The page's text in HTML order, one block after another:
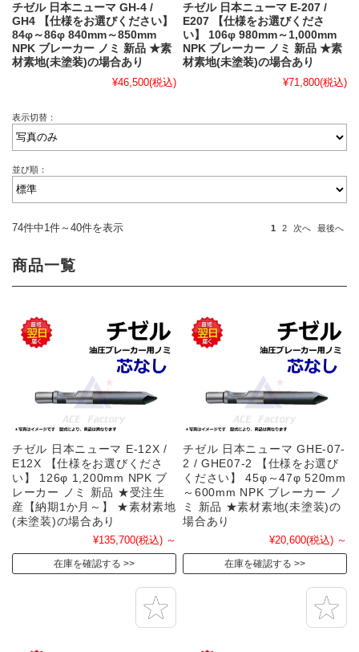
チゼル 日本ニューマ GH-4 /
GH4 【仕様をお選びください】
84φ～86φ 840mm～850mm
NPK ブレーカー ノミ 新品 ★素
材素地(未塗装)の場合あり
¥46,500(税込)
チゼル 日本ニューマ E-207 /
E207 【仕様をお選びくださ
い】 106φ 980mm～1,000mm
NPK ブレーカー ノミ 新品 ★素
材素地(未塗装)の場合あり
¥71,800(税込)
表示切替：
並び順：
74件中1件～40件を表示 1 2 次へ 最後へ
商品一覧
チゼル 日本ニューマ E-12X /
E12X 【仕様をお選びくださ
い】 126φ 1,200mm NPK ブ
レーカー ノミ 新品 ★受注生
産【納期1か月～】 ★素材素地
(未塗装)の場合あり
¥135,700(税込) ～
在庫を確認する
チゼル 日本ニューマ GHE-07-
2 / GHE07-2 【仕様をお選び
ください】 45φ～47φ 520mm
～600mm NPK ブレーカー ノ
ミ 新品 ★素材素地(未塗装)の
場合あり
¥20,600(税込) ～
在庫を確認する